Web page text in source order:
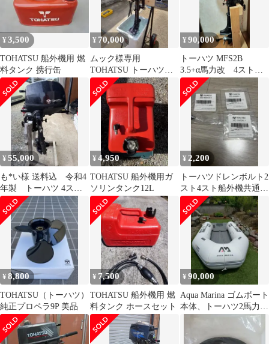
¥3,500
TOHATSU 船外機用 燃
料タンク 携行缶
¥ 70,000
ムック様専用
TOHATSU トーハツ
MFS2C 2馬力 船外機 S
足
¥90,000
トーハツ MFS2B
3.5+α馬力改 4スト
トランサムS
¥55,000
も*い様 送料込 令和4
年製 トーハツ 4スト 2
馬力 船外機 3.5馬力キ
ャブ
¥4,950
TOHATSU 船外機用ガ
ソリンタンク12L
¥ 2,200
トーハツドレンボルト2
スト4スト船外機共通
ガスケット２枚ギアオ
イル500cc
¥8,800
TOHATSU（トーハツ）
純正プロペラ9P 美品
¥ 7,500
TOHATSU 船外機用 燃
料タンク ホースセット
¥90,000
Aqua Marina ゴムボート
本体、トーハツ2馬力船